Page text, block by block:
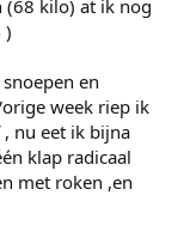
(68 kilo) at ik nog
)
en
week riep ik
nu eet ik bijna
klap radicaal
met roken ,en